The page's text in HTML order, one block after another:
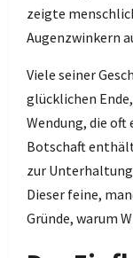
zeigte
Augenzwinkern
Viele seiner
glücklichen
Wendung, die
Botschaft
zur
Dieser feine,
Gründe, warum